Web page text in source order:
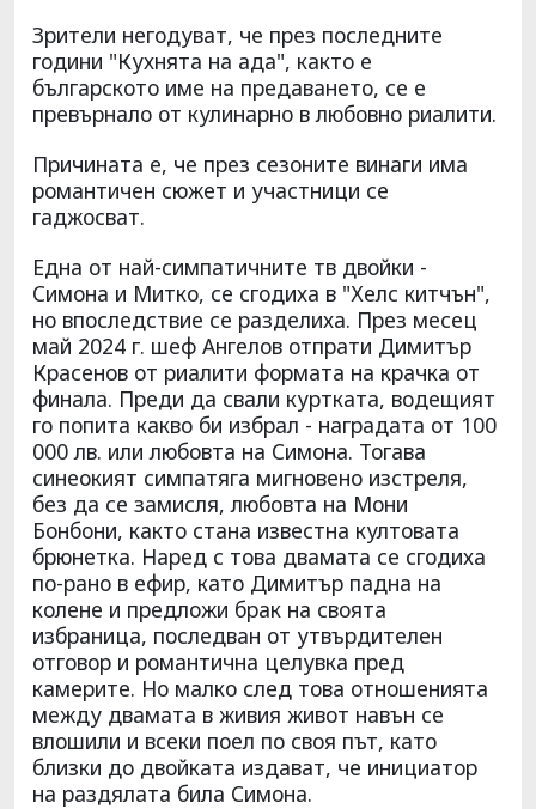
Зрители негодуват, че през последните
години "Кухнята на ада", както е
българското име на предаването, се е
превърнало от кулинарно в любовно риалити.
Причината е, че през сезоните винаги има
романтичен сюжет и участници се
гаджосват.
Една от най-симпатичните тв двойки -
Симона и Митко, се сгодиха в "Хелс китчън",
но впоследствие се разделиха. През месец
май 2024 г. шеф Ангелов отпрати Димитър
Красенов от риалити формата на крачка от
финала. Преди да свали куртката, водещият
го попита какво би избрал - наградата от 100
000 лв. или любовта на Симона. Тогава
синеокият симпатяга мигновено изстреля,
без да се замисля, любовта на Мони
Бонбони, както стана известна култовата
брюнетка. Наред с това двамата се сгодиха
по-рано в ефир, като Димитър падна на
колене и предложи брак на своята
избраница, последван от утвърдителен
отговор и романтична целувка пред
камерите. Но малко след това отношенията
между двамата в живия живот навън се
влошили и всеки поел по своя път, като
близки до двойката издават, че инициатор
на раздялата била Симона.